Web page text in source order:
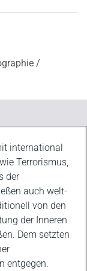
/
international
Terrorismus,
der
auch welt-
von den
der Inneren
Dem setzten
entgegen.